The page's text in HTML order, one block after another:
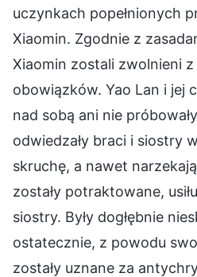
uczynkach popełnionych
Xiaomin. Zgodnie z
Xiaomin zostali zwolnieni z
obowiązków. Yao Lan i jej
nad sobą ani nie
odwiedzały braci i siostry
skruchę, a nawet
zostały potraktowane,
siostry. Były dogłębnie
ostatecznie, z powodu
zostały uznane za